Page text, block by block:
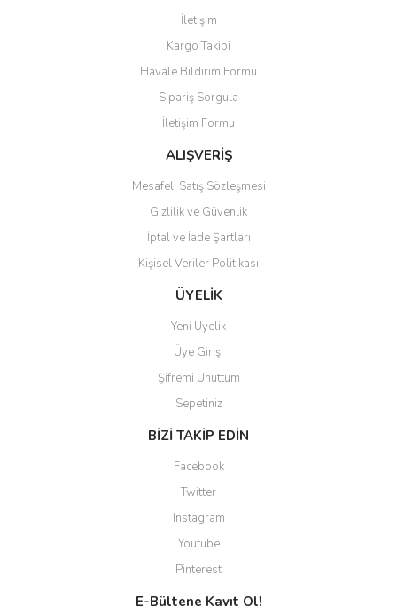
Bu ürüne benzer farklı alternatifler olmalı.
İletişim
Kargo Takibi
Havale Bildirim Formu
Sipariş Sorgula
İletişim Formu
ALIŞVERİŞ
Mesafeli Satış Sözleşmesi
Gizlilik ve Güvenlik
İptal ve İade Şartları
Kişisel Veriler Politikası
ÜYELİK
Yeni Üyelik
Üye Girişi
Şifremi Unuttum
Sepetiniz
BİZİ TAKİP EDİN
Facebook
Twitter
Instagram
Youtube
Pinterest
E-Bültene Kayıt Ol!